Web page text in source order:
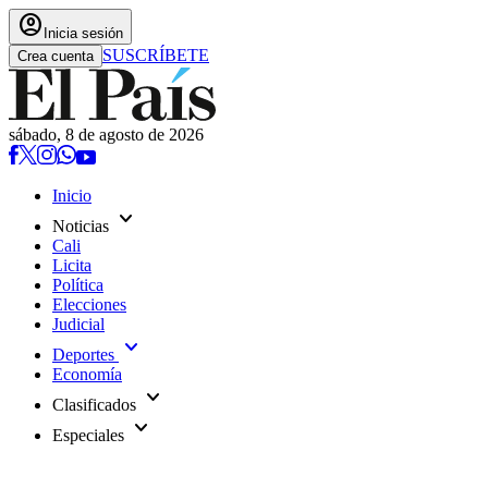
account_circle Inicia sesión
Crea cuenta SUSCRÍBETE
sábado, 8 de agosto de 2026
Inicio
Noticias expand_more
Cali
Licita
Política
Elecciones
Judicial
Deportes expand_more
Economía
Clasificados expand_more
Especiales expand_more